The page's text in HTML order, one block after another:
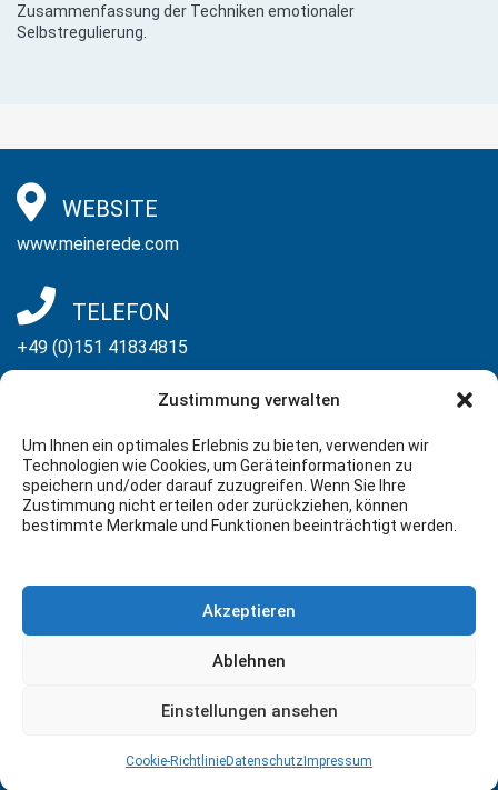
Zustimmung verwalten
Um Ihnen ein optimales Erlebnis zu bieten, verwenden wir
Technologien wie Cookies, um Geräteinformationen zu
speichern und/oder darauf zuzugreifen. Wenn Sie Ihre
Zustimmung nicht erteilen oder zurückziehen, können
bestimmte Merkmale und Funktionen beeinträchtigt werden.
Akzeptieren
Ablehnen
Einstellungen ansehen
Cookie-RichtlinieDatenschutz Impressum
Zusammenfassung der Techniken emotionaler
Selbstregulierung.
WEBSITE
www.meinerede.com
TELEFON
+49 (0)151 41834815
+49 (0)30-29668034
E-MAIL
twitter
Drescher. All rights reserved!